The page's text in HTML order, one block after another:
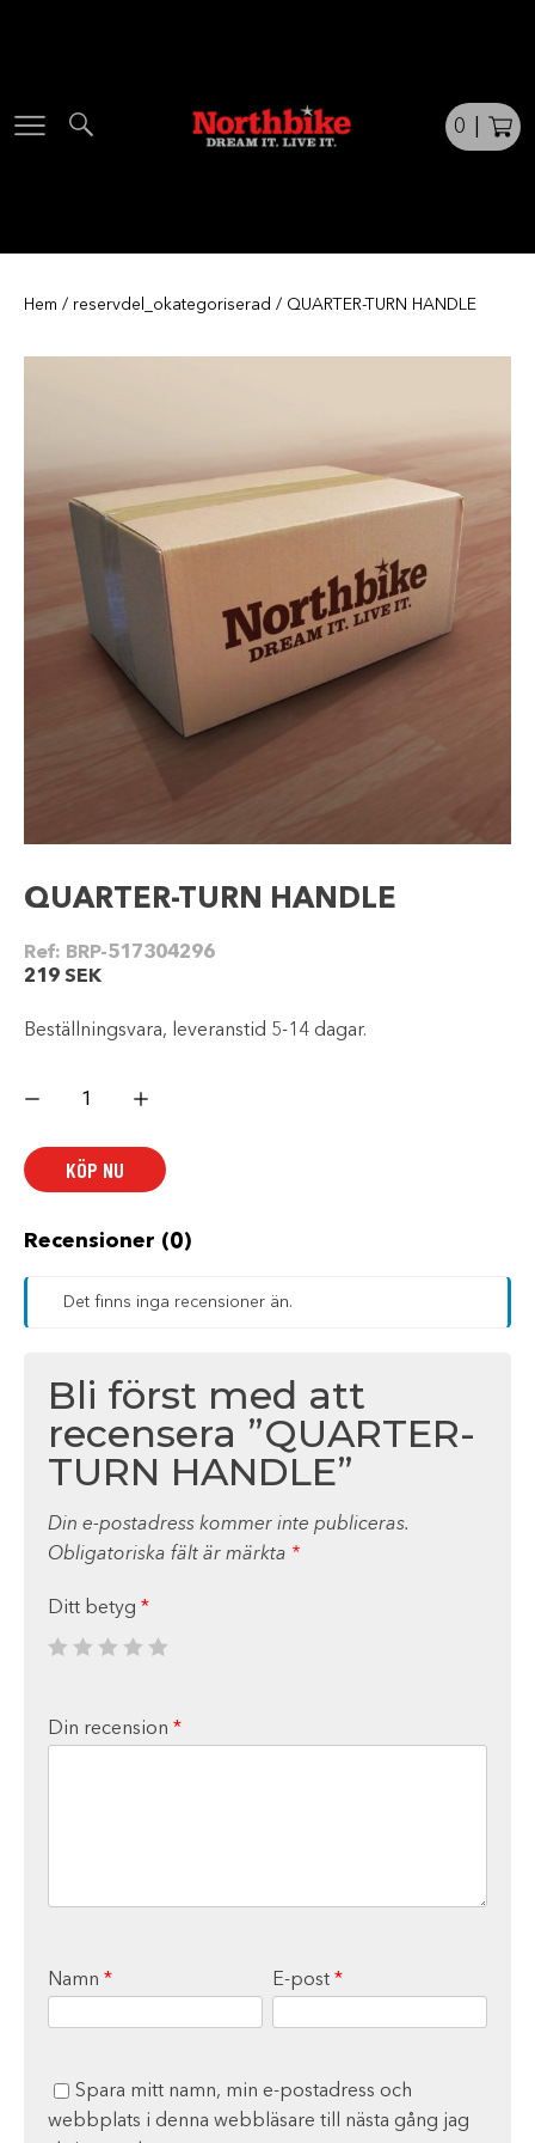
0
Hem / reservdel_okategoriserad / QUARTER-TURN HANDLE
QUARTER-TURN HANDLE
Ref: BRP-517304296
219 SEK
Beställningsvara, leveranstid 5-14 dagar.
TURN
KÖP NU
Recensioner (0)
Det finns inga recensioner än.
Bli först med att
recensera ”QUARTER-
TURN HANDLE”
Din e-postadress kommer inte publiceras.
Obligatoriska fält är märkta *
Ditt betyg *
Din recension *
Namn * E-post *
Spara mitt namn, min e-postadress och
webbplats i denna webbläsare till nästa gång jag